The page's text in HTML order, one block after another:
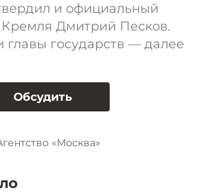
и официальный
Кремля Дмитрий Песков.
главы государств — далее
Обсудить
«Москва»